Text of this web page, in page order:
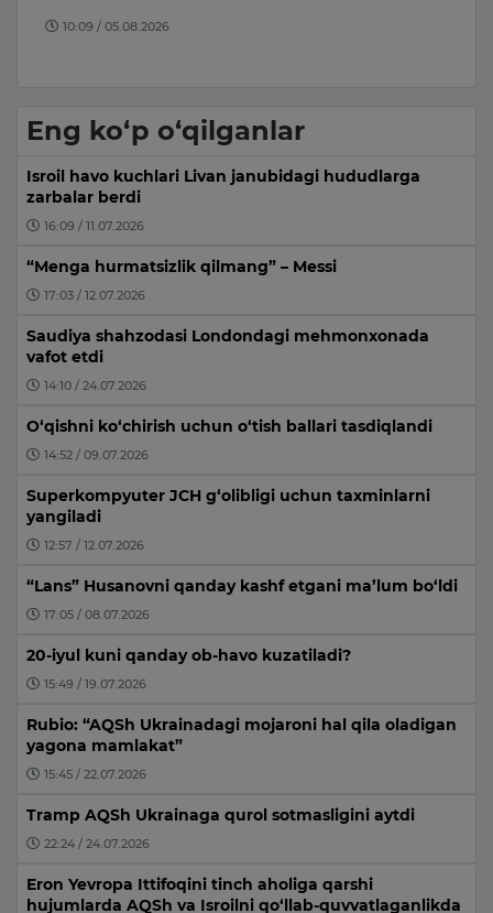
10:09 / 05.08.2026
Eng ko‘p o‘qilganlar
Isroil havo kuchlari Livan janubidagi hududlarga
zarbalar berdi
16:09 / 11.07.2026
“Menga hurmatsizlik qilmang” – Messi
17:03 / 12.07.2026
Saudiya shahzodasi Londondagi mehmonxonada
vafot etdi
14:10 / 24.07.2026
O‘qishni ko‘chirish uchun o‘tish ballari tasdiqlandi
14:52 / 09.07.2026
Superkompyuter JCH g‘olibligi uchun taxminlarni
yangiladi
12:57 / 12.07.2026
“Lans” Husanovni qanday kashf etgani ma’lum bo‘ldi
17:05 / 08.07.2026
20-iyul kuni qanday ob-havo kuzatiladi?
15:49 / 19.07.2026
Rubio: “AQSh Ukrainadagi mojaroni hal qila oladigan
yagona mamlakat”
15:45 / 22.07.2026
Tramp AQSh Ukrainaga qurol sotmasligini aytdi
22:24 / 24.07.2026
Eron Yevropa Ittifoqini tinch aholiga qarshi
hujumlarda AQSh va Isroilni qo‘llab-quvvatlaganlikda